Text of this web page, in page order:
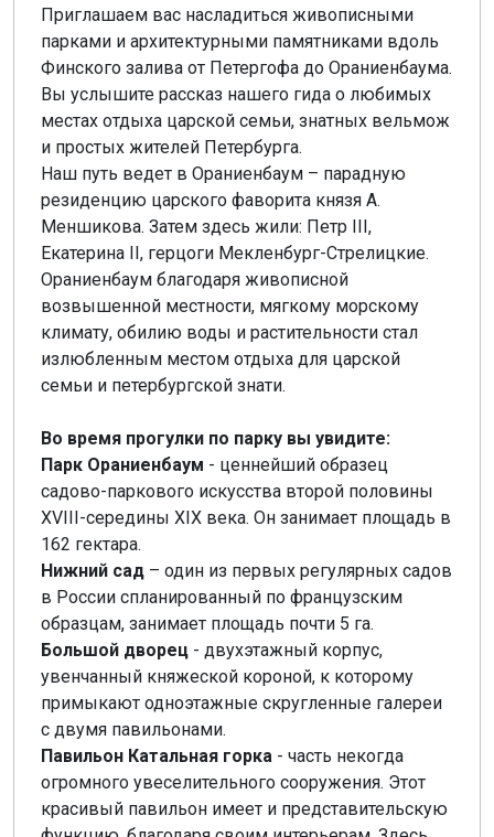
Приглашаем вас насладиться живописными
парками и архитектурными памятниками вдоль
Финского залива от Петергофа до Ораниенбаума.
Вы услышите рассказ нашего гида о любимых
местах отдыха царской семьи, знатных вельмож
и простых жителей Петербурга.
Наш путь ведет в Ораниенбаум – парадную
резиденцию царского фаворита князя А.
Меншикова. Затем здесь жили: Петр III,
Екатерина II, герцоги Мекленбург-Стрелицкие.
Ораниенбаум благодаря живописной
возвышенной местности, мягкому морскому
климату, обилию воды и растительности стал
излюбленным местом отдыха для царской
семьи и петербургской знати.
Во время прогулки по парку вы увидите:
Парк Ораниенбаум - ценнейший образец
садово-паркового искусства второй половины
XVIII-середины XIX века. Он занимает площадь в
162 гектара.
Нижний сад – один из первых регулярных садов
в России спланированный по французским
образцам, занимает площадь почти 5 га.
Большой дворец - двухэтажный корпус,
увенчанный княжеской короной, к которому
примыкают одноэтажные скругленные галереи
с двумя павильонами.
Павильон Катальная горка - часть некогда
огромного увеселительного сооружения. Этот
красивый павильон имеет и представительскую